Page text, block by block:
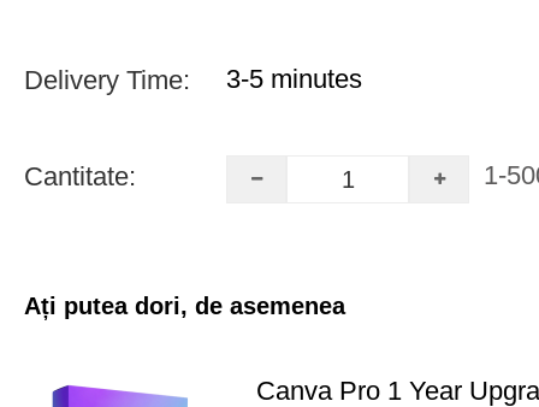
Delivery Time: 3-5 minutes
Cantitate: 1-
Ați putea dori, de asemenea
Canva Pro 1 Year